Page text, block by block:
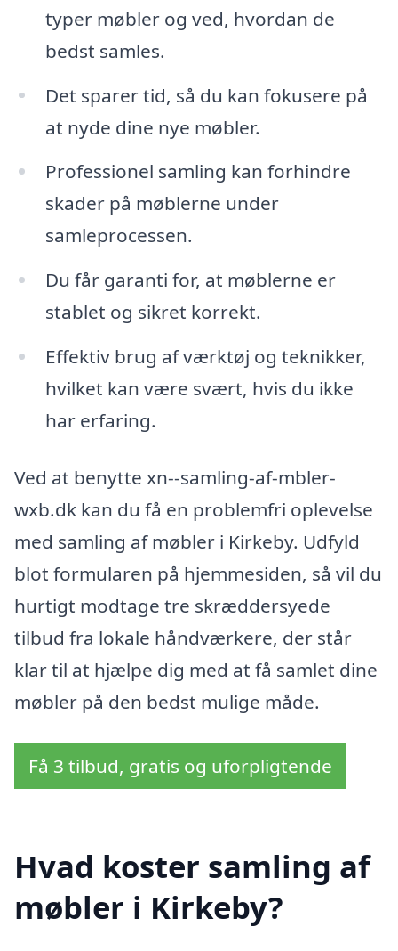
typer møbler og ved, hvordan de
bedst samles.
Det sparer tid, så du kan fokusere på
at nyde dine nye møbler.
Professionel samling kan forhindre
skader på møblerne under
samleprocessen.
Du får garanti for, at møblerne er
stablet og sikret korrekt.
Effektiv brug af værktøj og teknikker,
hvilket kan være svært, hvis du ikke
har erfaring.
Ved at benytte xn--samling-af-mbler-
wxb.dk kan du få en problemfri oplevelse
med samling af møbler i Kirkeby. Udfyld
blot formularen på hjemmesiden, så vil du
hurtigt modtage tre skræddersyede
tilbud fra lokale håndværkere, der står
klar til at hjælpe dig med at få samlet dine
møbler på den bedst mulige måde.
Få 3 tilbud, gratis og uforpligtende
Hvad koster samling af
møbler i Kirkeby?